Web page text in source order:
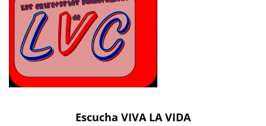
Escucha VIVA LA VIDA